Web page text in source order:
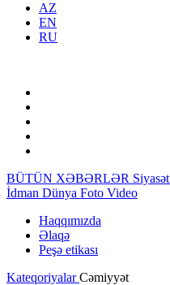
AZ
EN
RU
BÜTÜN XƏBƏRLƏR Siyasət
İdman Dünya Foto Video
Haqqımızda
Əlaqə
Peşə etikası
KateqoriyalarCəmiyyət